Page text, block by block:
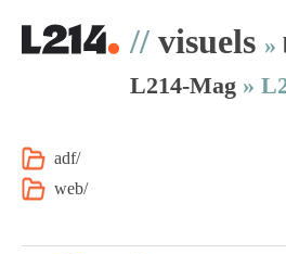
// visuels »
L214-Mag »
adf/
web/